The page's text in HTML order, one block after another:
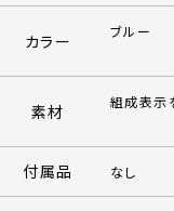
カラー ブルー
素材 組成表示
付属品 なし